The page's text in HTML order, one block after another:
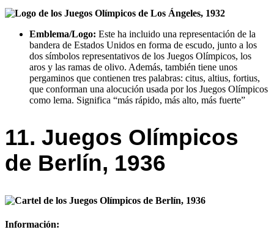
Emblema/Logo: Este ha incluido una representación de la
bandera de Estados Unidos en forma de escudo, junto a los
dos símbolos representativos de los Juegos Olímpicos, los
aros y las ramas de olivo. Además, también tiene unos
pergaminos que contienen tres palabras: citus, altius, fortius,
que conforman una alocución usada por los Juegos Olímpicos
como lema. Significa “más rápido, más alto, más fuerte”
11. Juegos Olímpicos
de Berlín, 1936
Información: